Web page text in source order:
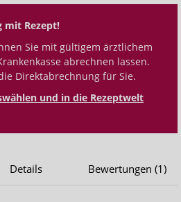
mit Rezept!
Sie mit gültigem ärztlichem
abrechnen lassen.
Direktabrechnung für Sie.
und in die Rezeptwelt
Details Bewertungen (1)